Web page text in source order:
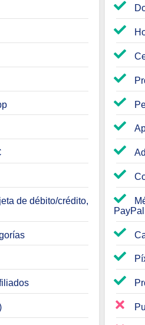
de débito/crédito,